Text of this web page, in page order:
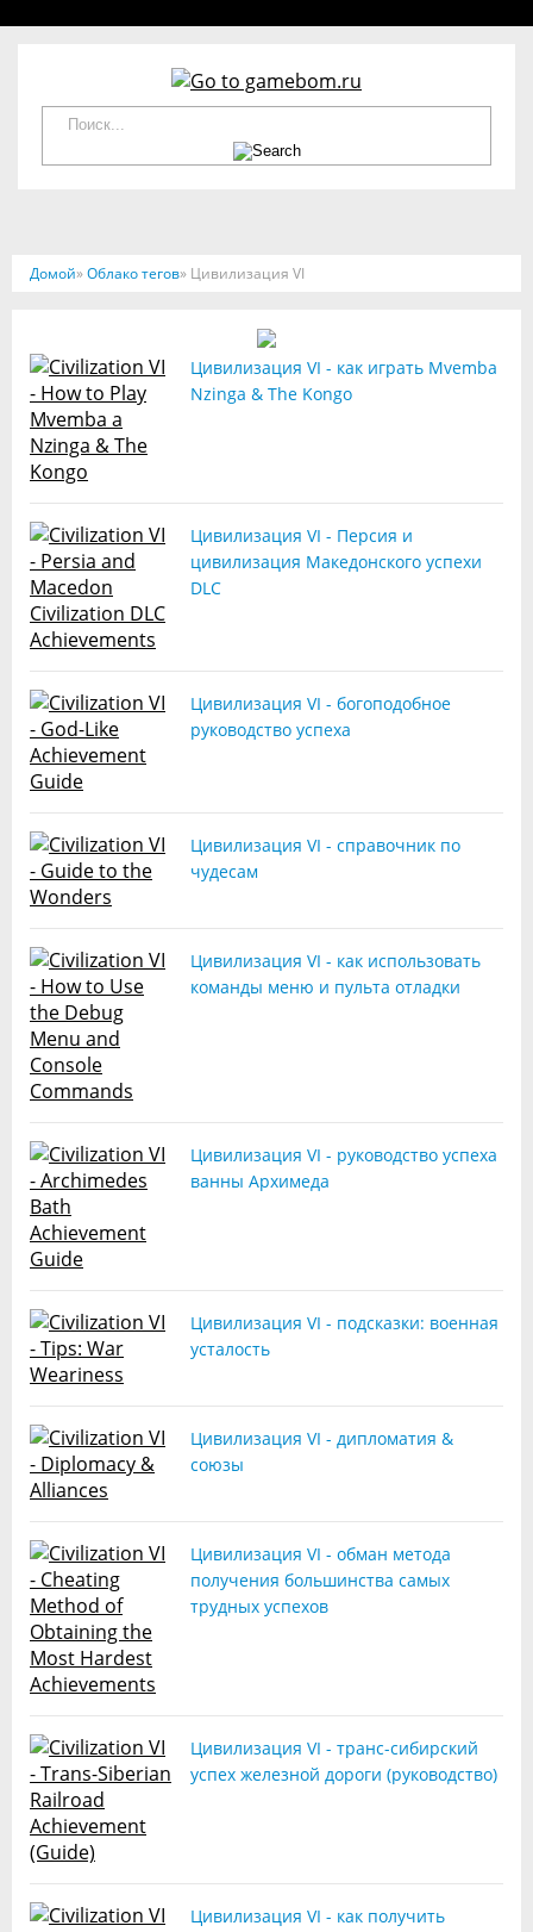
Домой»Облако тегов» Цивилизация VI
Цивилизация VI - как играть Mvemba
Nzinga & The Kongo
Цивилизация VI - Персия и
цивилизация Македонского успехи
DLC
Цивилизация VI - богоподобное
руководство успеха
Цивилизация VI - справочник по
чудесам
Цивилизация VI - как использовать
команды меню и пульта отладки
Цивилизация VI - руководство успеха
ванны Архимеда
Цивилизация VI - подсказки: военная
усталость
Цивилизация VI - дипломатия &
союзы
Цивилизация VI - обман метода
получения большинства самых
трудных успехов
Цивилизация VI - транс-сибирский
успех железной дороги (руководство)
Цивилизация VI - как получить